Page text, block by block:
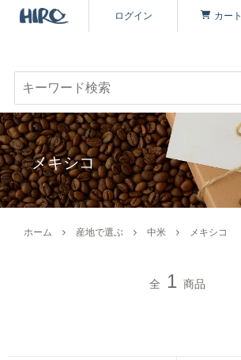
ログイン カート
キーワード検索
商品を探す
コーヒーを楽しむ
定期便
メキシコ
ホーム 産地で選ぶ 中米 メキシコ
全 1 商品